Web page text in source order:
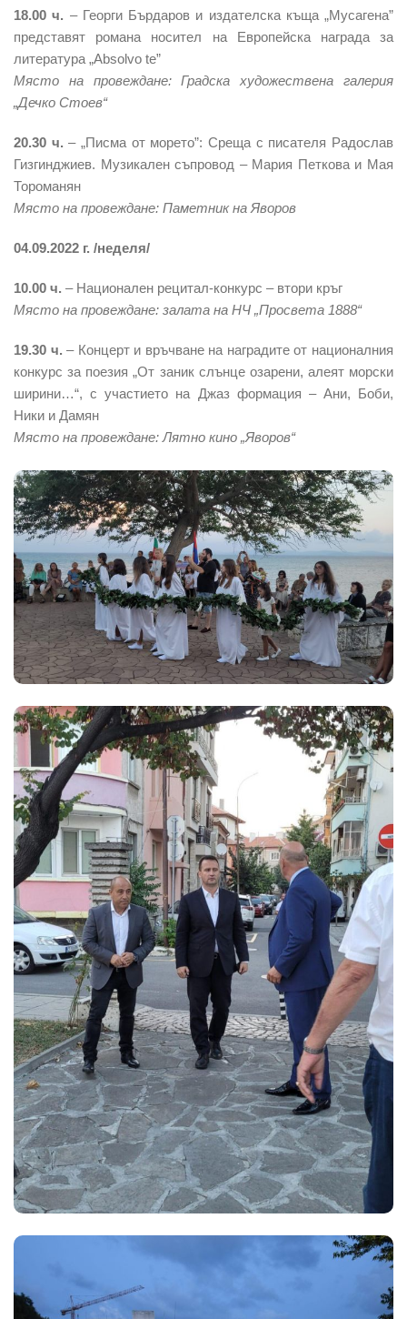
18.00 ч. – Георги Бърдаров и издателска къща „Мусагена”
представят романа носител на Европейска награда за
литература „Absolvo te”
Място на провеждане: Градска художествена галерия
„Дечко Стоев“
20.30 ч. – „Писма от морето”: Среща с писателя Радослав
Гизгинджиев. Музикален съпровод – Мария Петкова и Мая
Тороманян
Място на провеждане: Паметник на Яворов
04.09.2022 г. /неделя/
10.00 ч. – Национален рецитал-конкурс – втори кръг
Място на провеждане: залата на НЧ „Просвета 1888“
19.30 ч. – Концерт и връчване на наградите от националния
конкурс за поезия „От заник слънце озарени, алеят морски
ширини…“, с участието на Джаз формация – Ани, Боби,
Ники и Дамян
Място на провеждане: Лятно кино „Яворов“